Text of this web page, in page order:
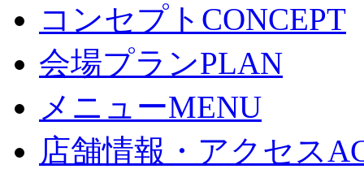
コンセプト CONCEPT
会場プランPLAN
メニューMENU
店舗情報・アクセス